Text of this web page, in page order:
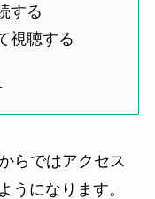
する
視聴する
らではアクセス
うになります。